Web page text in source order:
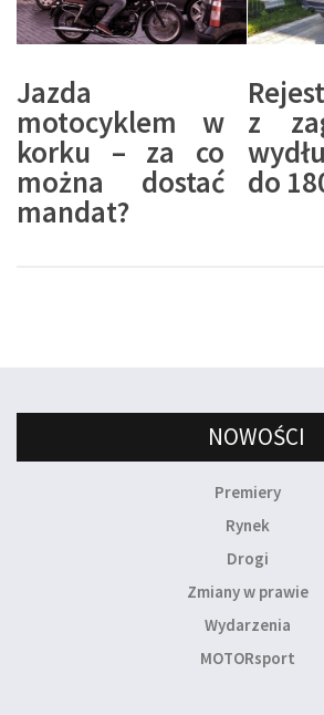
Jazda
motocyklem w
korku – za co
można dostać
mandat?
z
do
NOWOŚCI
Premiery
Rynek
Drogi
Zmiany w prawie
Wydarzenia
MOTORsport